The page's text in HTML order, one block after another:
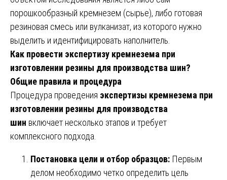
порошкообразный кремнезем (сырье), либо готовая
резиновая смесь или вулканизат, из которого нужно
выделить и идентифицировать наполнитель.
Как провести экспертизу кремнезема при
изготовлении резины для производства шин?
Общие правила и процедура
Процедура проведения экспертизы кремнезема при
изготовлении резины для производства
шин включает несколько этапов и требует
комплексного подхода.
Постановка цели и отбор образцов: Первым
делом необходимо четко определить цель